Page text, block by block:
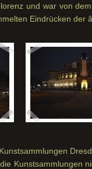
und war von
Eindrücken der
Kunstsammlungen